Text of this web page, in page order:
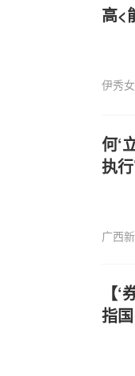
高<
伊秀
何‘
执
广西
【
指